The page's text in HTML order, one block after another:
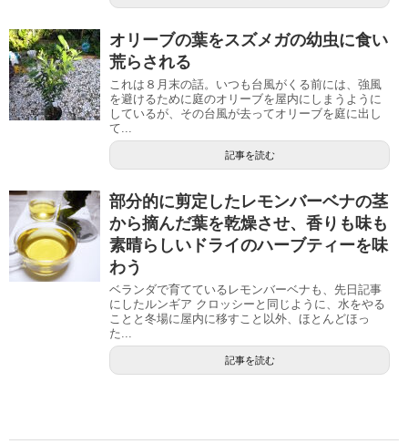
オリーブの葉をスズメガの幼虫に食い
荒らされる
これは８月末の話。いつも台風がくる前には、強風
を避けるために庭のオリーブを屋内にしまうように
しているが、その台風が去ってオリーブを庭に出し
て...
記事を読む
部分的に剪定したレモンバーベナの茎
から摘んだ葉を乾燥させ、香りも味も
素晴らしいドライのハーブティーを味
わう
ベランダで育てているレモンバーベナも、先日記事
にしたルンギア クロッシーと同じように、水をやる
ことと冬場に屋内に移すこと以外、ほとんどほっ
た...
記事を読む